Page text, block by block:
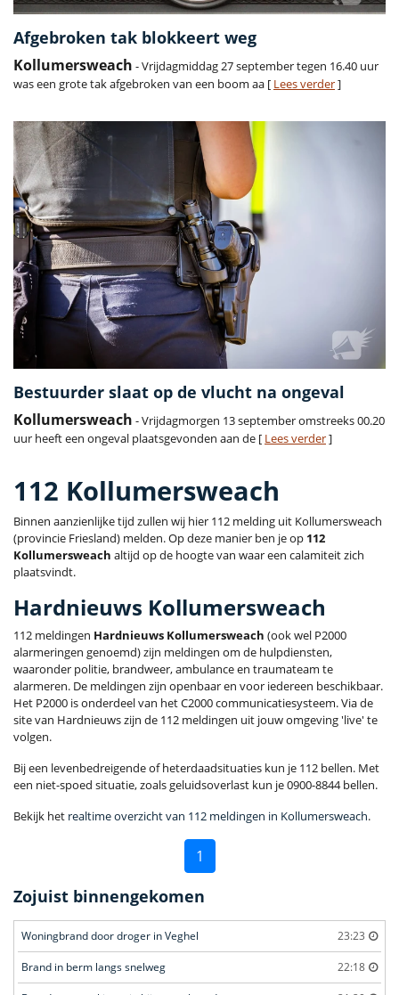
Afgebroken tak blokkeert weg
Kollumersweach - Vrijdagmiddag 27 september tegen 16.40 uur
was een grote tak afgebroken van een boom aa [ Lees verder]
Bestuurder slaat op de vlucht na ongeval
Kollumersweach - Vrijdagmorgen 13 september omstreeks 00.20
uur heeft een ongeval plaatsgevonden aan de [ Lees verder]
112 Kollumersweach
Binnen aanzienlijke tijd zullen wij hier 112 melding uit Kollumersweach
(provincie Friesland) melden. Op deze manier ben je op 112
Kollumersweach altijd op de hoogte van waar een calamiteit zich
plaatsvindt.
Hardnieuws Kollumersweach
112 meldingen Hardnieuws Kollumersweach (ook wel P2000
alarmeringen genoemd) zijn meldingen om de hulpdiensten,
waaronder politie, brandweer, ambulance en traumateam te
alarmeren. De meldingen zijn openbaar en voor iedereen beschikbaar.
Het P2000 is onderdeel van het C2000 communicatiesysteem. Via de
site van Hardnieuws zijn de 112 meldingen uit jouw omgeving 'live' te
volgen.
Bij een levenbedreigende of heterdaadsituaties kun je 112 bellen. Met
een niet-spoed situatie, zoals geluidsoverlast kun je 0900-8844 bellen.
Bekijk het realtime overzicht van 112 meldingen in Kollumersweach.
1
Zojuist binnengekomen
Woningbrand door droger in Veghel 23:23
Brand in berm langs snelweg 22:18